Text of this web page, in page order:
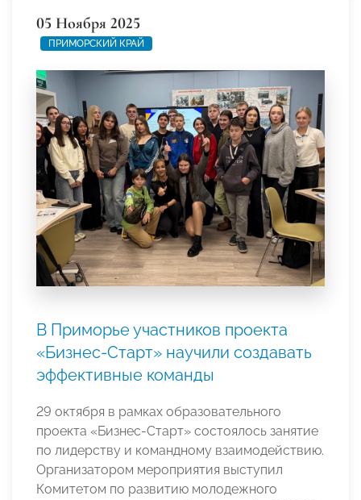
05 Ноября 2025
ПРИМОРСКИЙ КРАЙ
В Приморье участников проекта
«Бизнес-Старт» научили создавать
эффективные команды
29 октября в рамках образовательного
проекта «Бизнес-Старт» состоялось занятие
по лидерству и командному взаимодействию.
Организатором мероприятия выступил
Комитетом по развитию молодежного